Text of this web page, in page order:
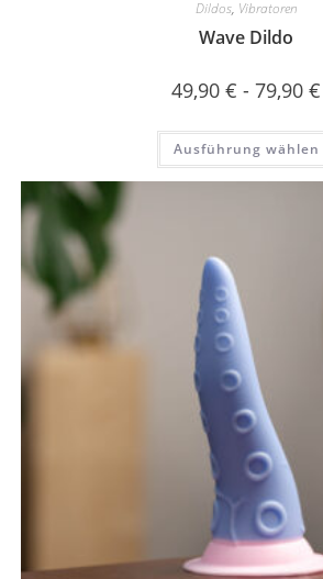
Dildos, Vibratoren
Wave Dildo
49,90 € - 79,90 €
Ausführung wählen